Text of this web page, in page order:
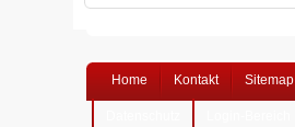
Home Kontakt Sitemap